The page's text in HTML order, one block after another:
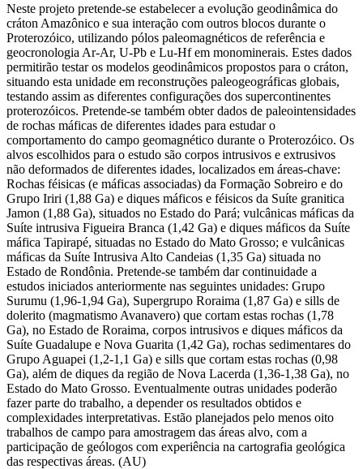
Neste projeto pretende-se estabelecer a evolução geodinâmica do
cráton Amazônico e sua interação com outros blocos durante o
Proterozóico, utilizando pólos paleomagnéticos de referência e
geocronologia Ar-Ar, U-Pb e Lu-Hf em monominerais. Estes dados
permitirão testar os modelos geodinâmicos propostos para o cráton,
situando esta unidade em reconstruções paleogeográficas globais,
testando assim as diferentes configurações dos supercontinentes
proterozóicos. Pretende-se também obter dados de paleointensidades
de rochas máficas de diferentes idades para estudar o
comportamento do campo geomagnético durante o Proterozóico. Os
alvos escolhidos para o estudo são corpos intrusivos e extrusivos
não deformados de diferentes idades, localizados em áreas-chave:
Rochas féisicas (e máficas associadas) da Formação Sobreiro e do
Grupo Iriri (1,88 Ga) e diques máficos e féisicos da Suíte granitica
Jamon (1,88 Ga), situados no Estado do Pará; vulcânicas máficas da
Suíte intrusiva Figueira Branca (1,42 Ga) e diques máficos da Suíte
máfica Tapirapé, situadas no Estado do Mato Grosso; e vulcânicas
máficas da Suíte Intrusiva Alto Candeias (1,35 Ga) situada no
Estado de Rondônia. Pretende-se também dar continuidade a
estudos iniciados anteriormente nas seguintes unidades: Grupo
Surumu (1,96-1,94 Ga), Supergrupo Roraima (1,87 Ga) e sills de
dolerito (magmatismo Avanavero) que cortam estas rochas (1,78
Ga), no Estado de Roraima, corpos intrusivos e diques máficos da
Suíte Guadalupe e Nova Guarita (1,42 Ga), rochas sedimentares do
Grupo Aguapei (1,2-1,1 Ga) e sills que cortam estas rochas (0,98
Ga), além de diques da região de Nova Lacerda (1,36-1,38 Ga), no
Estado do Mato Grosso. Eventualmente outras unidades poderão
fazer parte do trabalho, a depender os resultados obtidos e
complexidades interpretativas. Estão planejados pelo menos oito
trabalhos de campo para amostragem das áreas alvo, com a
participação de geólogos com experiência na cartografia geológica
das respectivas áreas. (AU)